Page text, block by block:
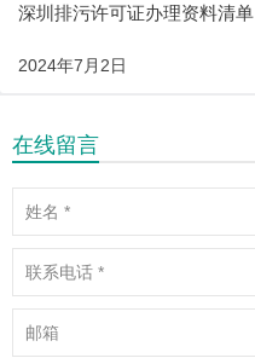
深圳排污许可证办理资料清单
2024年7月2日
在线留言